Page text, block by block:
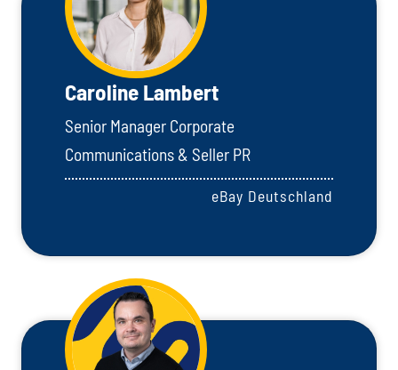
Caroline Lambert
Senior Manager Corporate
Communications & Seller PR
eBay Deutschland